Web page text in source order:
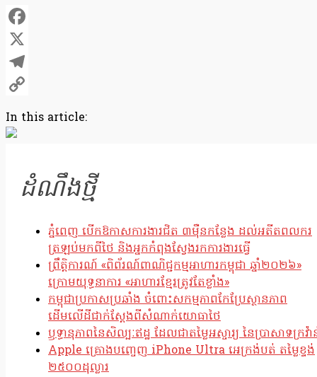
Facebook
X
Telegram
Link
In this article:
ដំណឹងថ្មី
ភ្នំពេញ បើកឱកាសការងារជិត ៣ម៉ឺនកន្លែង ដល់អតីតពលករ
ត្រឡប់មកពីថៃ និងអ្នកកំពុងស្វែងរកការងារធ្វើ
ព្រឹត្តិការណ៍ «ពិព័រណ៍ពាណិជ្ជកម្មអាហារកម្ពុជា ឆ្នាំ២០២៦»
ក្រោមយុទ្ធនាការ «អាហារខ្មែរត្រូវតែខ្លាំង»
កម្ពុជាប្រកាសប្រឆាំង ចំពោះសកម្មភាពកែប្រែស្ថានភាព
ដើមលើដីជាក់ស្តែងពីសំណាក់យោធាថៃ
ឫទ្ធានុភាពនៃសិល្បៈឥដ្ឋ ដែលជាតម្លៃអស្ចារ្យ នៃប្រាសាទក្រវ៉
Apple គ្រោងបញ្ចេញ iPhone Ultra អេក្រង់បត់ តម្លៃខ្ទង់
២៥០០ដុល្លារ